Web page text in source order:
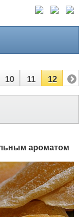
10 11 12
ароматом